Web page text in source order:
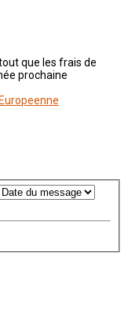
que les frais de
prochaine